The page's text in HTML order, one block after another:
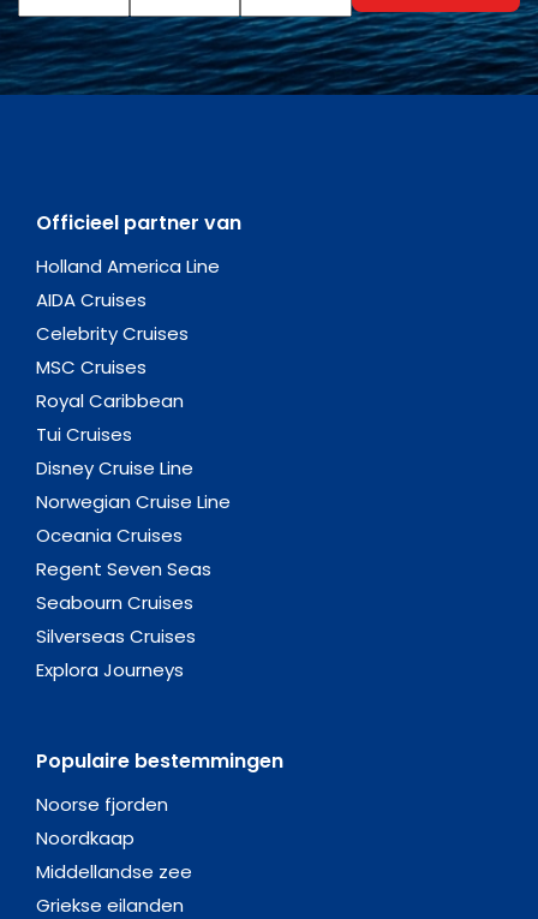
Officieel partner van
Holland America Line
AIDA Cruises
Celebrity Cruises
MSC Cruises
Royal Caribbean
Tui Cruises
Disney Cruise Line
Norwegian Cruise Line
Oceania Cruises
Regent Seven Seas
Seabourn Cruises
Silverseas Cruises
Explora Journeys
Populaire bestemmingen
Noorse fjorden
Noordkaap
Middellandse zee
Griekse eilanden